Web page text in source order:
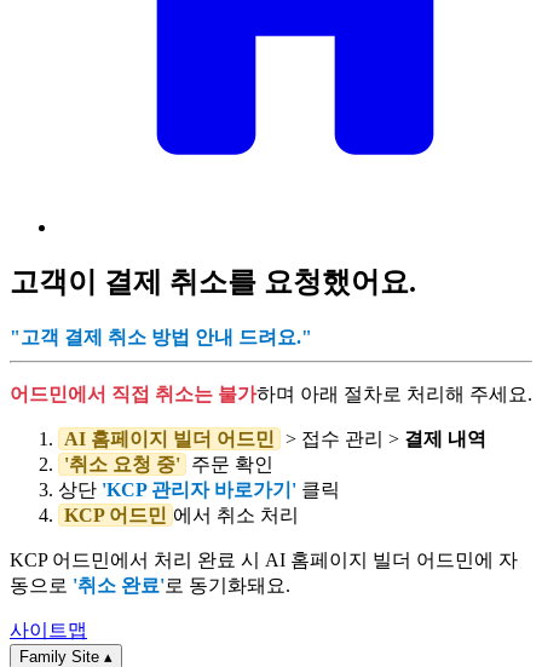
고객이 결제 취소를 요청했어요.
"고객 결제 취소 방법 안내 드려요."
어드민에서 직접 취소는 불가하며 아래 절차로 처리해 주세요.
AI 홈페이지 빌더 어드민 > 접수 관리 > 결제 내역
'취소 요청 중' 주문 확인
상단 'KCP 관리자 바로가기' 클릭
KCP 어드민 에서 취소 처리
KCP 어드민에서 처리 완료 시 AI 홈페이지 빌더 어드민에 자
동으로 '취소 완료'로 동기화돼요.
사이트맵
Family Site ▴